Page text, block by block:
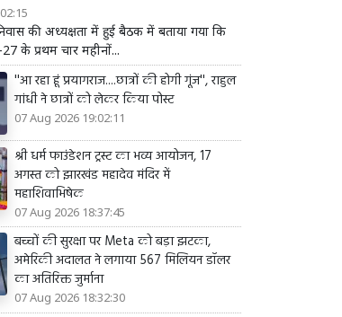
की अध्यक्षता में हुई बैठक में बताया गया कि
27 के प्रथम चार महीनों...
''आ रहा हूं प्रयागराज....छात्रों की होगी गूंज'', राहुल
गांधी ने छात्रों को लेकर किया पोस्ट
07 Aug 2026 19:02:11
श्री धर्म फाउंडेशन ट्रस्ट का भव्य आयोजन, 17
अगस्त को झारखंड महादेव मंदिर में
महाशिवाभिषेक
07 Aug 2026 18:37:45
बच्चों की सुरक्षा पर Meta को बड़ा झटका,
अमेरिकी अदालत ने लगाया 567 मिलियन डॉलर
का अतिरिक्त जुर्माना
07 Aug 2026 18:32:30